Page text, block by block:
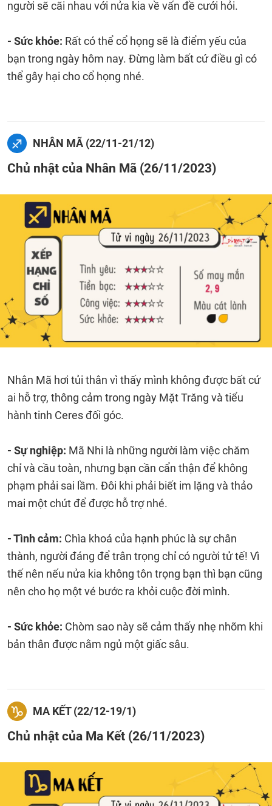
người sẽ cãi nhau với nửa kia về vấn đề cưới hỏi.
- Sức khỏe: Rất có thể cổ họng sẽ là điểm yếu của
bạn trong ngày hôm nay. Đừng làm bất cứ điều gì có
thể gây hại cho cổ họng nhé.
NHÂN MÃ (22/11-21/12)
Chủ nhật của Nhân Mã (26/11/2023)
Nhân Mã hơi tủi thân vì thấy mình không được bất cứ
ai hỗ trợ, thông cảm trong ngày Mặt Trăng và tiểu
hành tinh Ceres đối góc.
- Sự nghiệp: Mã Nhi là những người làm việc chăm
chỉ và cầu toàn, nhưng bạn cần cẩn thận để không
phạm phải sai lầm. Đôi khi phải biết im lặng và thảo
mai một chút để được hỗ trợ nhé.
- Tình cảm: Chìa khoá của hạnh phúc là sự chân
thành, người đáng để trân trọng chỉ có người tử tế! Vì
thế nên nếu nửa kia không tôn trọng bạn thì bạn cũng
nên cho họ một vé bước ra khỏi cuộc đời mình.
- Sức khỏe: Chòm sao này sẽ cảm thấy nhẹ nhõm khi
bản thân được nằm ngủ một giấc sâu.
MA KẾT (22/12-19/1)
Chủ nhật của Ma Kết (26/11/2023)